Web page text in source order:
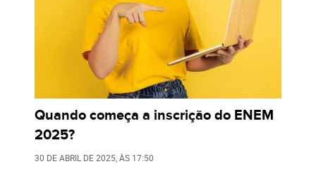
Quando começa a inscrição do ENEM
2025?
30 DE ABRIL DE 2025 , ÀS 17:50